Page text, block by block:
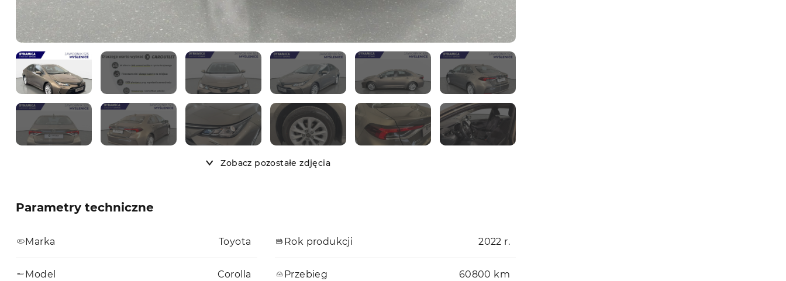
Zobacz pozostałe zdjęcia
Parametry techniczne
Marka Toyota
Model Corolla
Rok produkcji 2022 r.
Przebieg 60800 km